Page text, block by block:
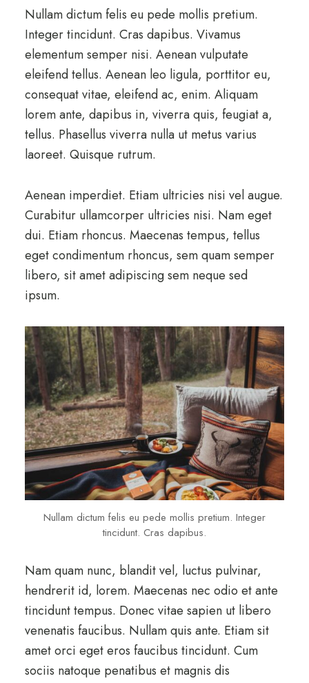
Nullam dictum felis eu pede mollis pretium.
Integer tincidunt. Cras dapibus. Vivamus
elementum semper nisi. Aenean vulputate
eleifend tellus. Aenean leo ligula, porttitor eu,
consequat vitae, eleifend ac, enim. Aliquam
lorem ante, dapibus in, viverra quis, feugiat a,
tellus. Phasellus viverra nulla ut metus varius
laoreet. Quisque rutrum.
Aenean imperdiet. Etiam ultricies nisi vel augue.
Curabitur ullamcorper ultricies nisi. Nam eget
dui. Etiam rhoncus. Maecenas tempus, tellus
eget condimentum rhoncus, sem quam semper
libero, sit amet adipiscing sem neque sed
ipsum.
Nullam dictum felis eu pede mollis pretium. Integer
tincidunt. Cras dapibus.
Nam quam nunc, blandit vel, luctus pulvinar,
hendrerit id, lorem. Maecenas nec odio et ante
tincidunt tempus. Donec vitae sapien ut libero
venenatis faucibus. Nullam quis ante. Etiam sit
amet orci eget eros faucibus tincidunt. Cum
sociis natoque penatibus et magnis dis